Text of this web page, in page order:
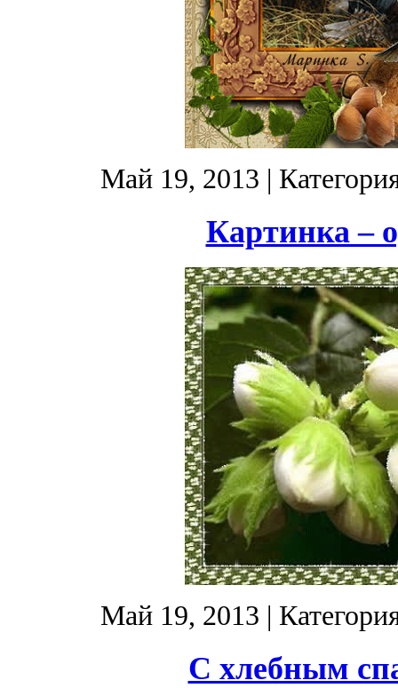
Май 19, 2013 |
Картинка –
Май 19, 2013 |
С хлебным